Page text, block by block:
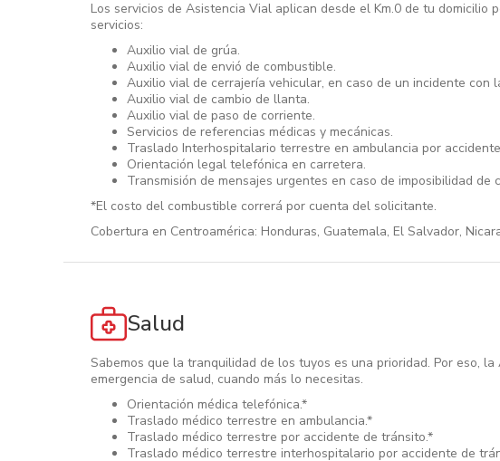
Los servicios de Asistencia Vial aplican desde el Km.0 de tu
servicios:
Auxilio vial de grúa.
Auxilio vial de envió de combustible.
Auxilio vial de cerrajería vehicular, en caso de un incidente con
Auxilio vial de cambio de llanta.
Auxilio vial de paso de corriente.
Servicios de referencias médicas y mecánicas.
Traslado Interhospitalario terrestre en ambulancia por
Orientación legal telefónica en carretera.
Transmisión de mensajes urgentes en caso de imposibilidad de
*El costo del combustible correrá por cuenta del solicitante.
Cobertura en Centroamérica: Honduras, Guatemala, El Salvador,
Salud
Sabemos que la tranquilidad de los tuyos es una prioridad. Por eso,
emergencia de salud, cuando más lo necesitas.
Orientación médica telefónica.*
Traslado médico terrestre en ambulancia.*
Traslado médico terrestre por accidente de tránsito.*
Traslado médico terrestre interhospitalario por accidente de